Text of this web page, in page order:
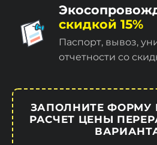
скидкой 15%
Паспорт, вывоз,
отчетности со
ЗАПОЛНИТЕ ФОРМУ
РАСЧЕТ ЦЕНЫ